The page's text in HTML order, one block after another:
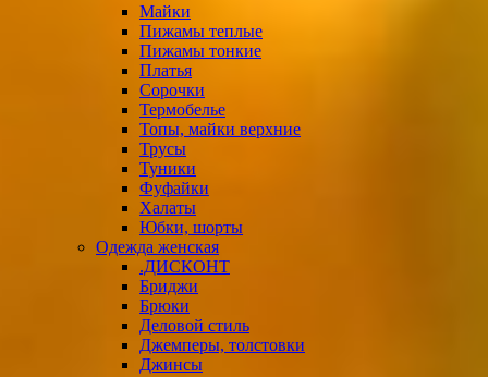
Майки
Пижамы теплые
Пижамы тонкие
Платья
Сорочки
Термобелье
Топы, майки верхние
Трусы
Туники
Фуфайки
Халаты
Юбки, шорты
Одежда женская
.ДИСКОНТ
Бриджи
Брюки
Деловой стиль
Джемперы, толстовки
Джинсы